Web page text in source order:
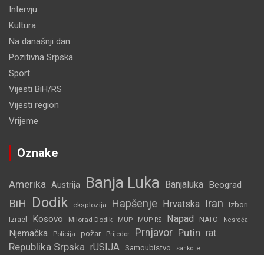
Intervju
Kultura
Na današnji dan
Pozitivna Srpska
Sport
Vijesti BiH/RS
Vijesti region
Vrijeme
Oznake
Amerika Austrija Banja Luka Banjaluka Beograd
BiH Dodik eksplozija Hapšenje Hrvatska Iran Izbori
Izrael Kosovo Milorad Dodik MUP MUP RS Napad NATO Nesreća
Njemačka Policija požar Prijedor Prnjavor Putin rat
Republika Srpska rUSIJA Samoubistvo sankcije